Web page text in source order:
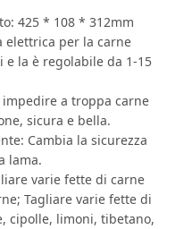
425 * 108 * 312mm
per la carne
la è regolabile da 1-15
a troppa carne
sicura e bella.
Cambia la sicurezza
lama.
varie fette di carne
Tagliare varie fette di
cipolle, limoni, tibetano,